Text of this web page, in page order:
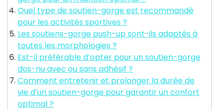
Quel type de soutien-gorge est recommandé
pour les activités sportives ?
Les soutiens-gorge push-up sont-ils adaptés à
toutes les morphologies ?
Est-il préférable d’opter pour un soutien-gorge
dos-nu avec ou sans adhésif ?
Comment entretenir et prolonger la durée de
vie d’un soutien-gorge pour garantir un confort
optimal ?